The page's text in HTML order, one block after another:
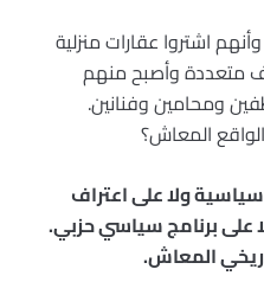
اشتروا عقارات منزلية
متعددة وأصبح منهم
ومحامين وفنانين.
المعاش؟
ولا على اعتراف
على برنامج سياسي حزبي.
المعاش.